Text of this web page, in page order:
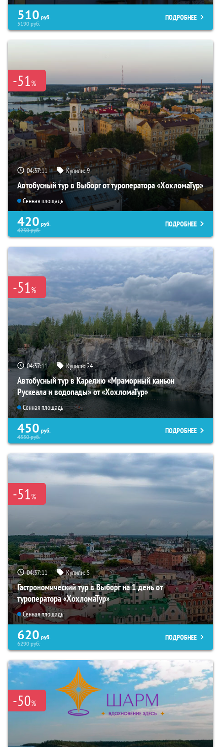
510 руб.
5190руб.
ПОДРОБНЕЕ
-51%
04:37:09 Купили:9
Автобусный тур в Выборг от туроператора «ХохломаТур»
Сенная площадь
420 руб.
4230руб.
ПОДРОБНЕЕ
-51%
04:37:09 Купили:24
Автобусный тур в Карелию «Мраморный каньон
Рускеала и водопады» от «ХохломаТур»
Сенная площадь
450 руб.
4550руб.
ПОДРОБНЕЕ
-51%
04:37:09 Купили:5
Гастрономический тур в Выборг на 1 день от
туроператора «ХохломаТур»
Сенная площадь
620 руб.
6290руб.
ПОДРОБНЕЕ
-50%